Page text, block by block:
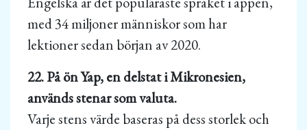
med 34 miljoner människor som har
lektioner sedan början av 2020.
22. På ön Yap, en delstat i Mikronesien,
används stenar som valuta.
Varje stens värde baseras på dess storlek och